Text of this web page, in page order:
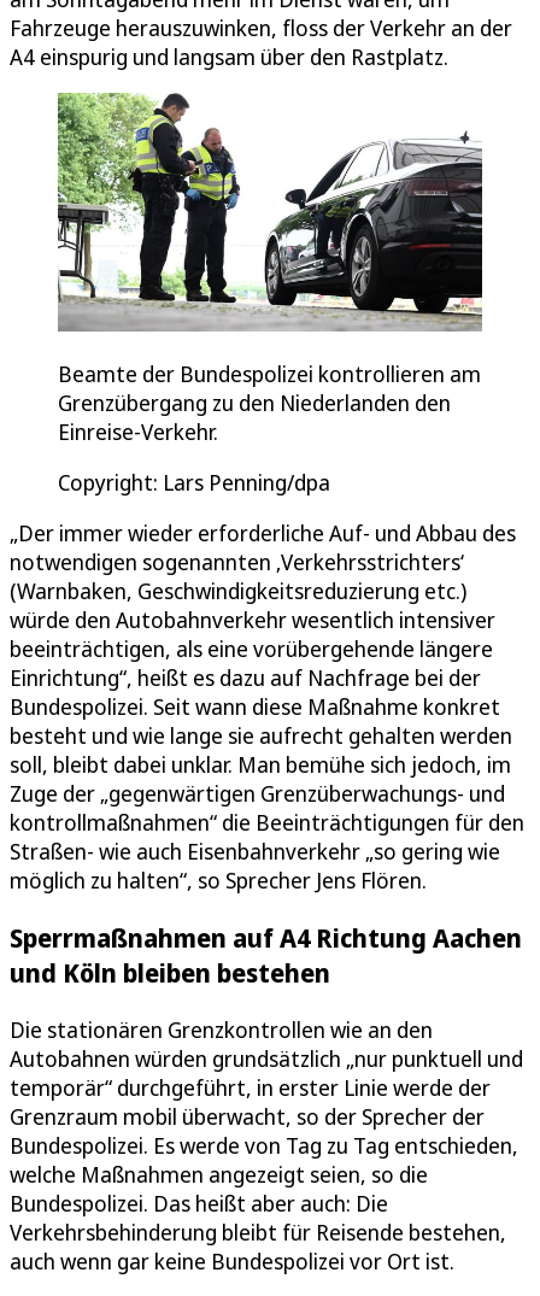
Fahrzeuge herauszuwinken, floss der Verkehr an der
A4 einspurig und langsam über den Rastplatz.
Beamte der Bundespolizei kontrollieren am
Grenzübergang zu den Niederlanden den
Einreise-Verkehr.
Copyright: Lars Penning/dpa
„Der immer wieder erforderliche Auf- und Abbau des
notwendigen sogenannten ‚Verkehrsstrichters‘
(Warnbaken, Geschwindigkeitsreduzierung etc.)
würde den Autobahnverkehr wesentlich intensiver
beeinträchtigen, als eine vorübergehende längere
Einrichtung“, heißt es dazu auf Nachfrage bei der
Bundespolizei. Seit wann diese Maßnahme konkret
besteht und wie lange sie aufrecht gehalten werden
soll, bleibt dabei unklar. Man bemühe sich jedoch, im
Zuge der „gegenwärtigen Grenzüberwachungs- und
kontrollmaßnahmen“ die Beeinträchtigungen für den
Straßen- wie auch Eisenbahnverkehr „so gering wie
möglich zu halten“, so Sprecher Jens Flören.
Sperrmaßnahmen auf A4 Richtung Aachen
und Köln bleiben bestehen
Die stationären Grenzkontrollen wie an den
Autobahnen würden grundsätzlich „nur punktuell und
temporär“ durchgeführt, in erster Linie werde der
Grenzraum mobil überwacht, so der Sprecher der
Bundespolizei. Es werde von Tag zu Tag entschieden,
welche Maßnahmen angezeigt seien, so die
Bundespolizei. Das heißt aber auch: Die
Verkehrsbehinderung bleibt für Reisende bestehen,
auch wenn gar keine Bundespolizei vor Ort ist.